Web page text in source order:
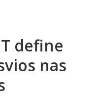
define
nas